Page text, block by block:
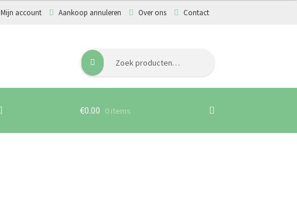
Mijn account Aankoop annuleren Over ons Contact
Zoeken
naar:
Zoeken
€0.00 0 items